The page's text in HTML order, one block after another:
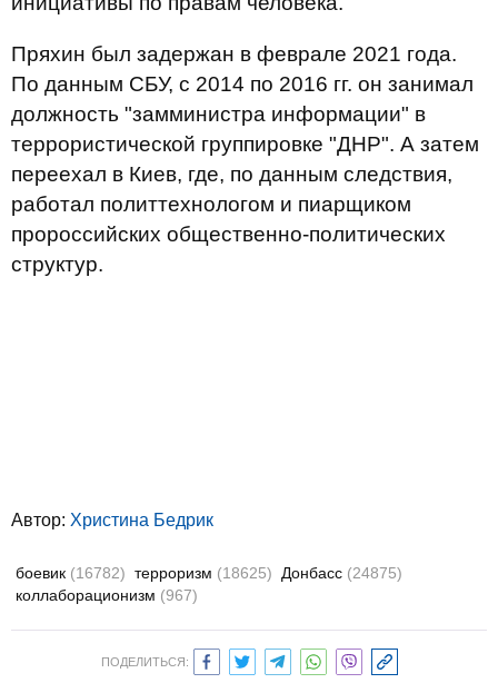
Пряхин был задержан в феврале 2021 года.
По данным СБУ, с 2014 по 2016 гг. он занимал
должность "замминистра информации" в
террористической группировке "ДНР". А затем
переехал в Киев, где, по данным следствия,
работал политтехнологом и пиарщиком
пророссийских общественно-политических
структур.
Автор: Христина Бедрик
боевик (16782) терроризм (18625) Донбасс (24875)
коллаборационизм (967)
ПОДЕЛИТЬСЯ: